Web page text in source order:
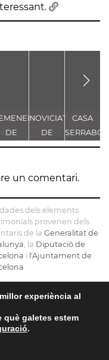
DE
NOVICIAT
DE
NOSTRA
DE LA
CASA
SERRABOU
un comentari.
dels elements
provenen dels
de la Generalitat de
, la Diputació de
i l'Ajuntament de
base ha estat
amb dades de la
Cartogràfic i
de Catalunya
experiència al
què galetes estem
.